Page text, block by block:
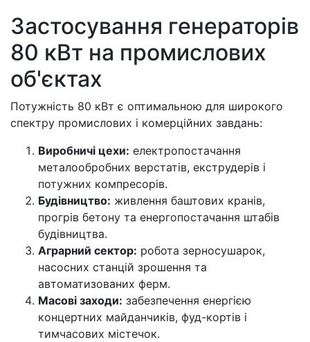
Застосування генераторів
80 кВт на промислових
об'єктах
Потужність 80 кВт є оптимальною для широкого
спектру промислових і комерційних завдань:
Виробничі цехи: електропостачання
металообробних верстатів, екструдерів і
потужних компресорів.
Будівництво: живлення баштових кранів,
прогрів бетону та енергопостачання штабів
будівництва.
Аграрний сектор: робота зерносушарок,
насосних станцій зрошення та
автоматизованих ферм.
Масові заходи: забезпечення енергією
концертних майданчиків, фуд-кортів і
тимчасових містечок.